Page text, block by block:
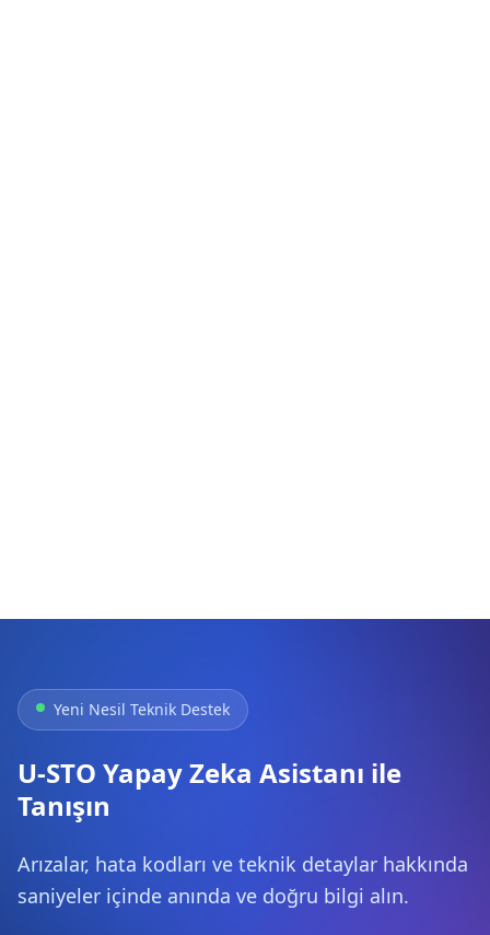
Yeni Nesil Teknik Destek
U-STO Yapay Zeka Asistanı ile
Tanışın
Arızalar, hata kodları ve teknik detaylar hakkında
saniyeler içinde anında ve doğru bilgi alın.